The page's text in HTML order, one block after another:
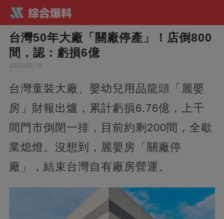
台灣50年大廠「關廠停產」！店倒800
間，認：虧損6億
2025/05/16
台灣童裝大廠、嬰幼兒用品龍頭「麗嬰
房」財報出爐，累計虧損6.76億，上千
間門市倒閉一排，目前約剩200間，全歇
業熄燈。沒想到，麗嬰房「關廠停
廠」，結束台灣自有廠房營運。